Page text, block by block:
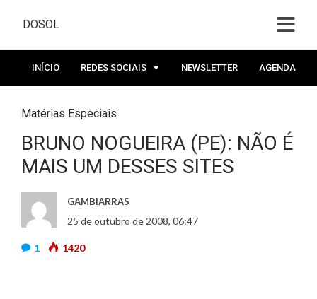
DOSOL
INÍCIO REDES SOCIAIS NEWSLETTER AGENDA
Matérias Especiais
BRUNO NOGUEIRA (PE): NÃO É
MAIS UM DESSES SITES
GAMBIARRAS
25 de outubro de 2008, 06:47
1 1420